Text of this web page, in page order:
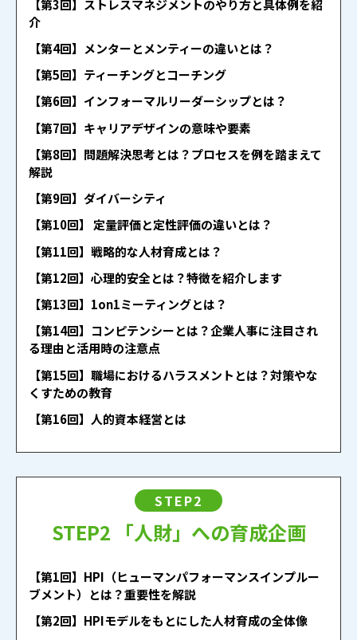
【第3回】ストレスマネジメントのやり方と具体例を紹
介
【第4回】メンターとメンティーの違いとは？
【第5回】ティーチングとコーチング
【第6回】インフォーマルリーダーシップとは？
【第7回】キャリアデザインの意味や要素
【第8回】問題解決思考とは？プロセスを例を踏まえて
解説
【第9回】ダイバーシティ
【第10回】 定量評価と定性評価の違いとは？
【第11回】戦略的な人材育成とは？
【第12回】心理的安全とは？特徴を紹介します
【第13回】1on1ミーティングとは？
【第14回】コンピテンシーとは？企業人事に注目され
る理由と活用時の注意点
【第15回】職場におけるハラスメントとは？対策やな
くすための教育
【第16回】人的資本経営とは
STEP2
STEP2 「人財」への育成企画
【第1回】HPI（ヒューマンパフォーマンスインプルー
ブメント）とは？重要性を解説
【第2回】HPIモデルをもとにした人材育成の全体像